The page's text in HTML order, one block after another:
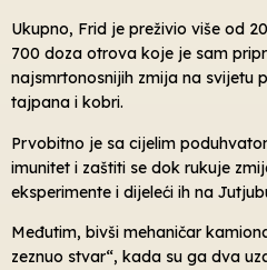
Ukupno, Frid je preživio više od
700 doza otrova koje je sam
najsmrtonosnijih zmija na svijetu
tajpana i kobri.
Prvobitno je sa cijelim
imunitet i zaštiti se dok rukuje
eksperimente i dijeleći ih na
Međutim, bivši mehaničar
zeznuo stvar“, kada su ga dva